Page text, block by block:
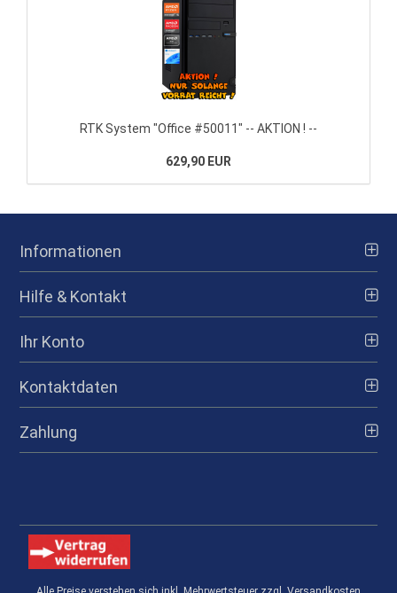
RTK System "Office #50011" -- AKTION ! --
629,90 EUR
Informationen
Hilfe & Kontakt
Ihr Konto
Kontaktdaten
Zahlung